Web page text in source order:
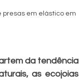
presas em elástico em
da tendência
as ecojoias